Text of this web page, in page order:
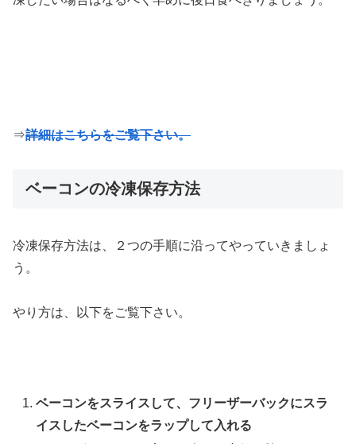
⇒詳細はこちらをご覧下さい。
ベーコンの冷凍保存方法
冷凍保存方法は、２つの手順に沿ってやっていきましょ
う。
やり方は、以下をご覧下さい。
ベーコンをスライスして、フリーザーバックにスラ
イスしたベーコンをラップして入れる